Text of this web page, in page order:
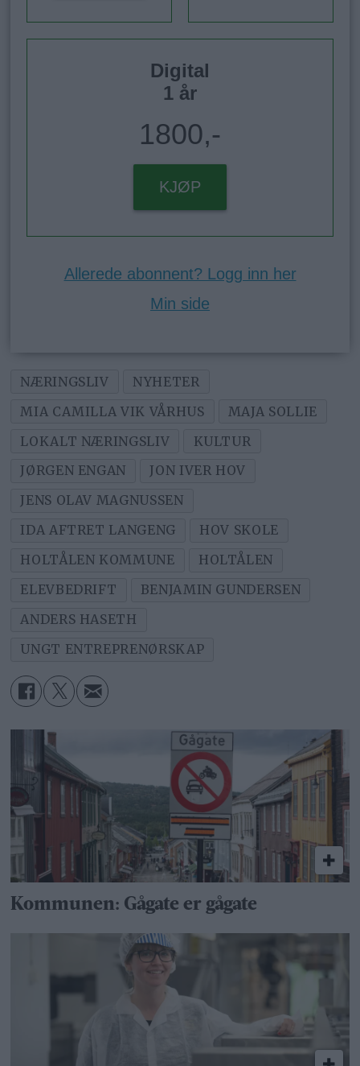
Digital
1 år
1800,-
KJØP
Allerede abonnent? Logg inn her
Min side
NÆRINGSLIV
NYHETER
MIA CAMILLA VIK VÅRHUS
MAJA SOLLIE
LOKALT NÆRINGSLIV
KULTUR
JØRGEN ENGAN
JON IVER HOV
JENS OLAV MAGNUSSEN
IDA AFTRET LANGENG
HOV SKOLE
HOLTÅLEN KOMMUNE
HOLTÅLEN
ELEVBEDRIFT
BENJAMIN GUNDERSEN
ANDERS HASETH
UNGT ENTREPRENØRSKAP
Kommunen: Gågate er gågate